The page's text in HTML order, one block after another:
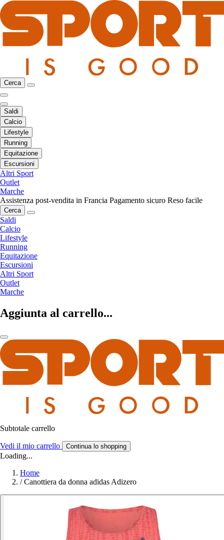
Cerca
Saldi
Calcio
Lifestyle
Running
Equitazione
Escursioni
Altri Sport
Outlet
Marche
Assistenza post-vendita in Francia Pagamento sicuro Reso facile
Cerca
Saldi
Calcio
Lifestyle
Running
Equitazione
Escursioni
Altri Sport
Outlet
Marche
Aggiunta al carrello...
Subtotale carrello
Vedi il mio carrello Continua lo shopping
Loading...
Home
/ Canottiera da donna adidas Adizero